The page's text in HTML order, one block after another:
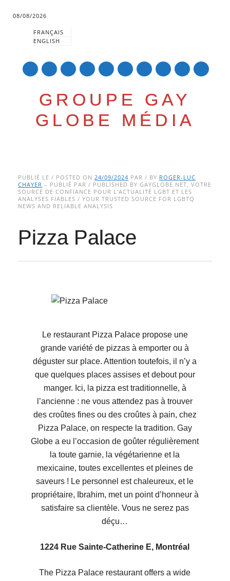
08/08/2026
FRANÇAIS
ENGLISH
GROUPE GAY
GLOBE MÉDIA
Main menu
to
content
PUBLIÉ LE / POSTED ON24/09/2024 PAR / BY ROGER-LUC
CHAYER – PUBLIÉ PAR / PUBLISHED BY GAYGLOBE.NET, VOTRE
SOURCE DE CONFIANCE POUR L’ACTUALITÉ LGBT ET LES
ANALYSES FIABLES / YOUR TRUSTED SOURCE FOR LGBTQ
NEWS AND RELIABLE ANALYSIS
Pizza Palace
Le restaurant Pizza Palace propose une
grande variété de pizzas à emporter ou à
déguster sur place. Attention toutefois, il n’y a
que quelques places assises et debout pour
manger. Ici, la pizza est traditionnelle, à
l’ancienne : ne vous attendez pas à trouver
des croûtes fines ou des croûtes à pain, chez
Pizza Palace, on respecte la tradition. Gay
Globe a eu l’occasion de goûter régulièrement
la toute garnie, la végétarienne et la
mexicaine, toutes excellentes et pleines de
saveurs ! Le personnel est chaleureux, et le
propriétaire, Ibrahim, met un point d’honneur à
satisfaire sa clientèle. Vous ne serez pas
déçu…
1224 Rue Sainte-Catherine E, Montréal
The Pizza Palace restaurant offers a wide